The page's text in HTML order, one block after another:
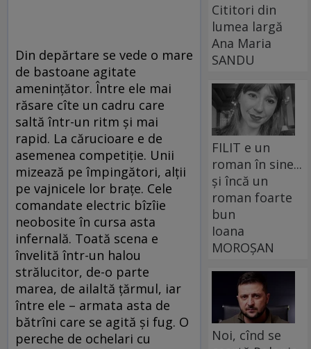
Din depărtare se vede o mare
de bastoane agitate
amenințător. Între ele mai
răsare cîte un cadru care
saltă într-un ritm și mai
rapid. La cărucioare e de
asemenea competiție. Unii
mizează pe împingători, alții
pe vaj­nicele lor brațe. Cele
comandate electric bîzîie
neobosite în cursa asta
infernală. Toată scena e
învelită într-un halou
strălucitor, de-o parte
marea, de ailaltă țărmul, iar
între ele – armata asta de
bătrîni care se agită și fug. O
pereche de ochelari cu
Cititori din
lumea largă
Ana Maria
SANDU
FILIT e un
roman în sine...
și încă un
roman foarte
bun
Ioana
MOROȘAN
Noi, cînd se